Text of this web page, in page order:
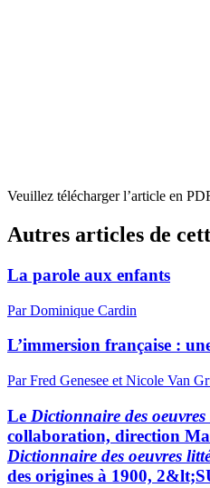
Veuillez télécharger l’article en
Autres articles de
La parole aux enfants
Par Dominique Cardin
L’immersion française :
Par Fred Genesee et Nicole Van
Le Dictionnaire des
collaboration, direction
Dictionnaire des oeuvres
des origines à 1900,